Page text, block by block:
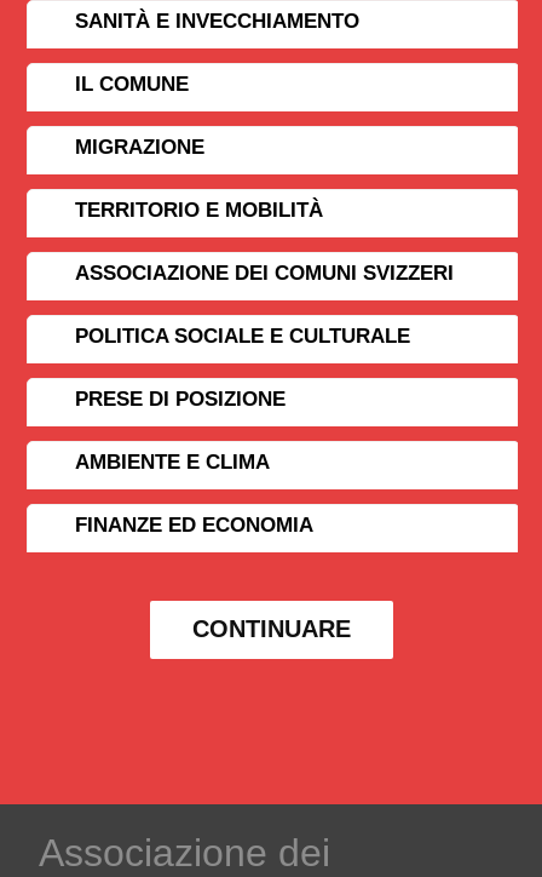
SANITÀ E INVECCHIAMENTO
IL COMUNE
MIGRAZIONE
TERRITORIO E MOBILITÀ
ASSOCIAZIONE DEI COMUNI SVIZZERI
POLITICA SOCIALE E CULTURALE
PRESE DI POSIZIONE
AMBIENTE E CLIMA
FINANZE ED ECONOMIA
CONTINUARE
Associazione dei